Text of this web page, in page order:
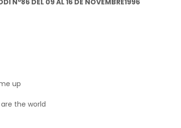
Nº86 DEL 09 AL 16 DE NOVEMBRE1996
up
the world